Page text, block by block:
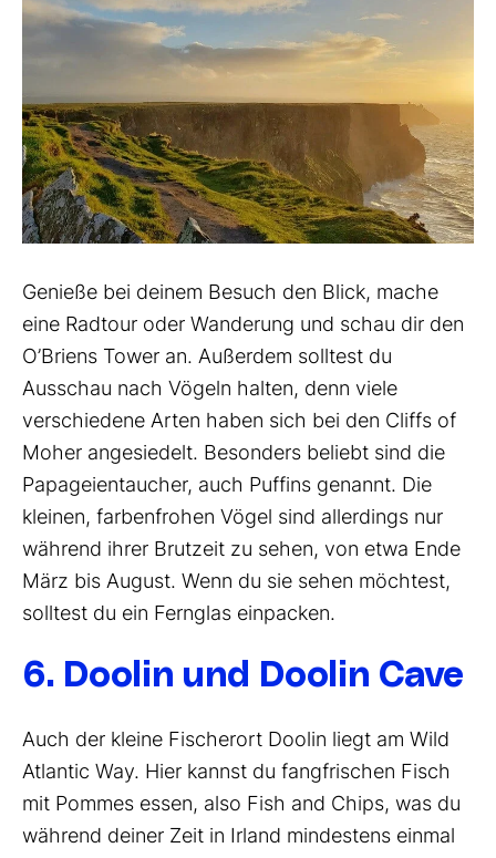
Genieße bei deinem Besuch den Blick, mache
eine Radtour oder Wanderung und schau dir den
O’Briens Tower an. Außerdem solltest du
Ausschau nach Vögeln halten, denn viele
verschiedene Arten haben sich bei den Cliffs of
Moher angesiedelt. Besonders beliebt sind die
Papageientaucher, auch Puffins genannt. Die
kleinen, farbenfrohen Vögel sind allerdings nur
während ihrer Brutzeit zu sehen, von etwa Ende
März bis August. Wenn du sie sehen möchtest,
solltest du ein Fernglas einpacken.
6. Doolin und Doolin Cave
Auch der kleine Fischerort Doolin liegt am Wild
Atlantic Way. Hier kannst du fangfrischen Fisch
mit Pommes essen, also Fish and Chips, was du
während deiner Zeit in Irland mindestens einmal